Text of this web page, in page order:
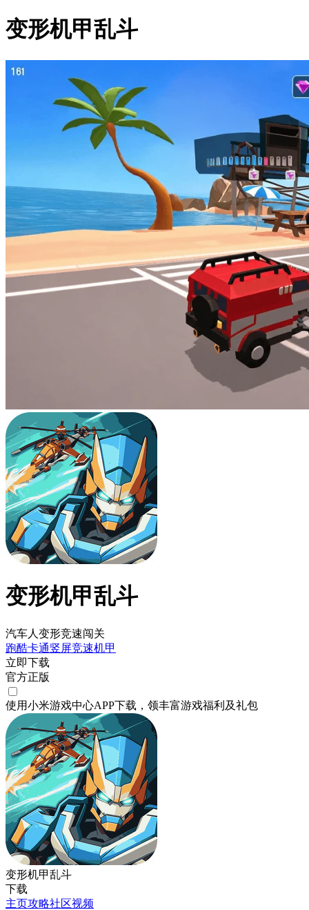
变形机甲乱斗
变形机甲乱斗
汽车人变形竞速闯关
跑酷卡通竖屏竞速机甲
立即下载
官方正版
使用小米游戏中心APP下载 ，领丰富游戏福利 及礼包
变形机甲乱斗
下载
主页攻略社区视频